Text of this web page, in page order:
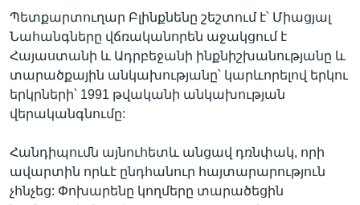
Պետքարտուղար Բլինքնենը շեշտում է՝ Միացյալ
Նահանգները վճռականորեն աջակցում է
Հայաստանի և Ադրբեջանի ինքնիշխանությանը և
տարածքային անկախությանը՝ կարևորելով երկու
երկրների՝ 1991 թվականի անկախության
վերականգնումը:
Հանդիպումն այնուհետև անցավ դռնփակ, որի
ավարտին որևէ ընդհանուր հայտարարություն
չհնչեց: Փոխարենը կողմերը տարածեցին